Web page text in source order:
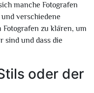
manche Fotografen
verschiedene
zu klären, um
sind und dass die
oder der